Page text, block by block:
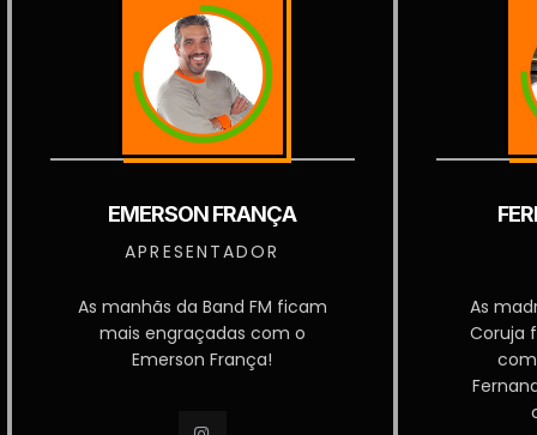
EMERSON FRANÇA
APRESENTADOR
As manhãs da Band FM ficam
mais engraçadas com o
Emerson França!
As
Coruja